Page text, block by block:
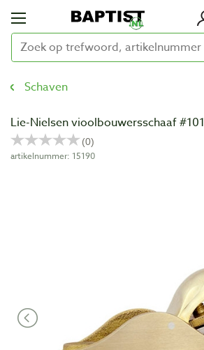
Schaven
Lie-Nielsen vioolbouwersschaaf #101
artikelnummer: 15190